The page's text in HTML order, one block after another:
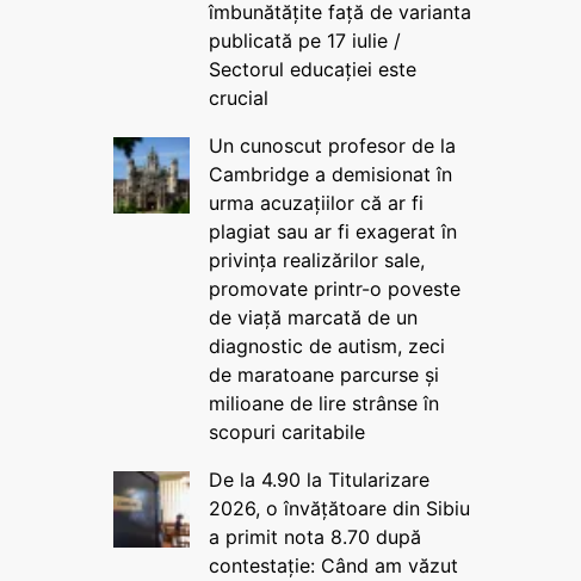
îmbunătățite față de varianta
publicată pe 17 iulie /
Sectorul educației este
crucial
Un cunoscut profesor de la
Cambridge a demisionat în
urma acuzațiilor că ar fi
plagiat sau ar fi exagerat în
privința realizărilor sale,
promovate printr-o poveste
de viață marcată de un
diagnostic de autism, zeci
de maratoane parcurse și
milioane de lire strânse în
scopuri caritabile
De la 4.90 la Titularizare
2026, o învățătoare din Sibiu
a primit nota 8.70 după
contestație: Când am văzut